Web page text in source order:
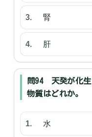
腎
肝
問94 天癸が化生
物質はどれか。
水